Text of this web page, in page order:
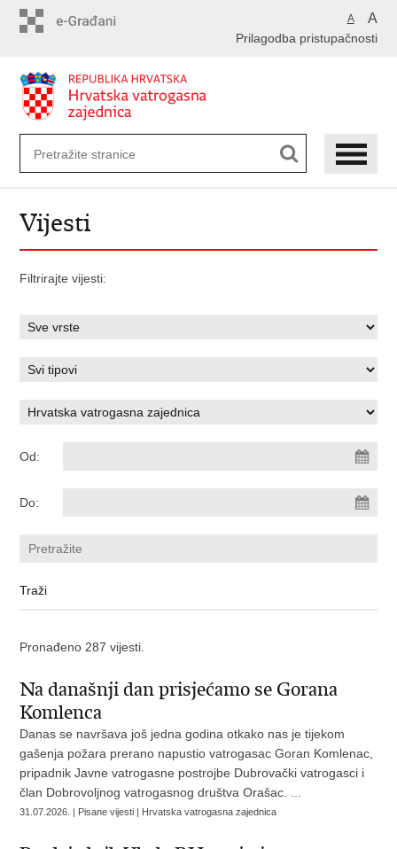
A A
Prilagodba pristupačnosti
Vijesti
Filtrirajte vijesti:
Od:
Do:
Pronađeno 287 vijesti.
Na današnji dan prisjećamo se Gorana
Komlenca
Danas se navršava još jedna godina otkako nas je tijekom
gašenja požara prerano napustio vatrogasac Goran Komlenac,
pripadnik Javne vatrogasne postrojbe Dubrovački vatrogasci i
član Dobrovoljnog vatrogasnog društva Orašac. ...
31.07.2026. | Pisane vijesti | Hrvatska vatrogasna zajednica